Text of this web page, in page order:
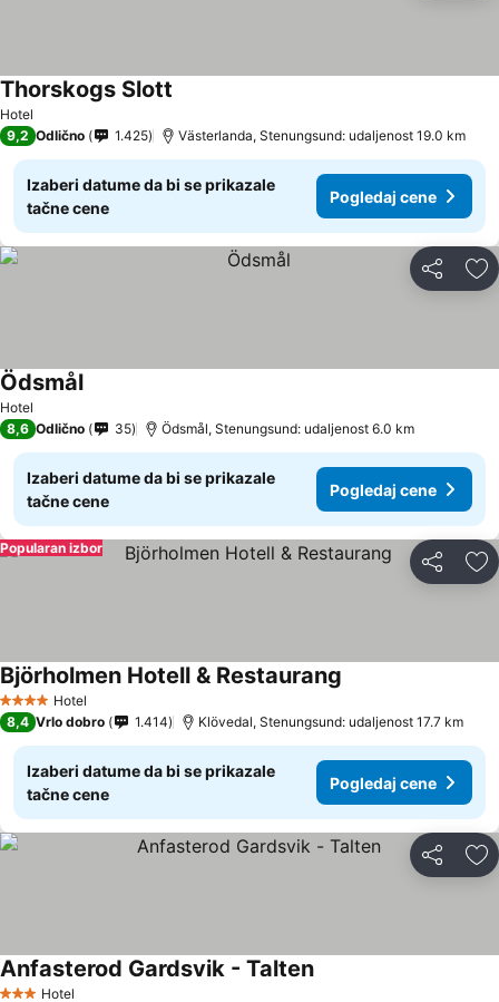
Hotel
Thorskogs Slott
9,2 Odlično 1.425 Västerlanda, Stenungsund: udaljenost 19.0 km
Izaberi datume da bi se prikazale
tačne cene
Pogledaj cene
Deli
Hotel
Ödsmål
8,6 Odlično 35 Ödsmål, Stenungsund: udaljenost 6.0 km
Izaberi datume da bi se prikazale
tačne cene
Pogledaj cene
Deli
Popularan izbor
4 ZvezdiceHotel
Björholmen Hotell & Restaurang
8,4 Vrlo dobro 1.414 Klövedal, Stenungsund: udaljenost 17.7 km
Izaberi datume da bi se prikazale
tačne cene
Pogledaj cene
Deli
Hotel
Anfasterod Gardsvik - Talten